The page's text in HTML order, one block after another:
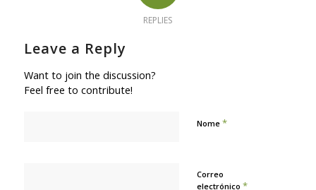
REPLIES
Leave a Reply
Want to join the discussion?
Feel free to contribute!
Nome *
Correo
electrónico *